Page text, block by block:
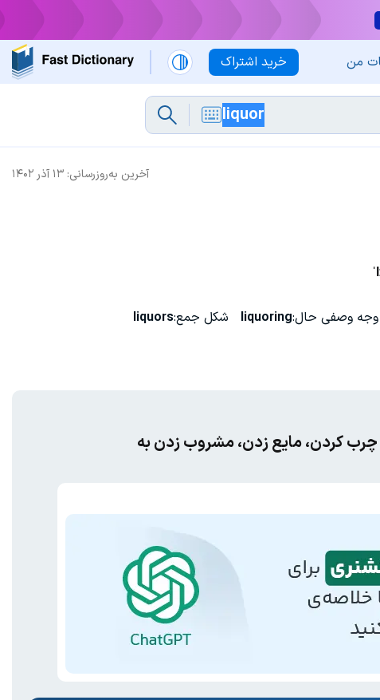
خرید اشتراک من
آخرین به‌روزرسانی: ۱۳ آذر ۱۴۰۲
وجه وصفی حال:liquoring شکل جمع:liquors
چرب کردن، مایع زدن، مشروب زدن به